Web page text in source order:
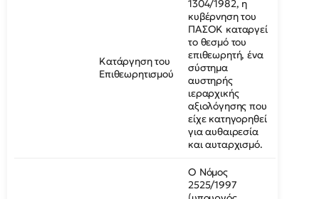
Κατάργηση του
Επιθεωρητισμού
1304/1982, η
κυβέρνηση του
ΠΑΣΟΚ καταργεί
το θεσμό του
επιθεωρητή, ένα
σύστημα
αυστηρής
ιεραρχικής
αξιολόγησης που
είχε κατηγορηθεί
για αυθαιρεσία
και αυταρχισμό.
Ο Νόμος
2525/1997